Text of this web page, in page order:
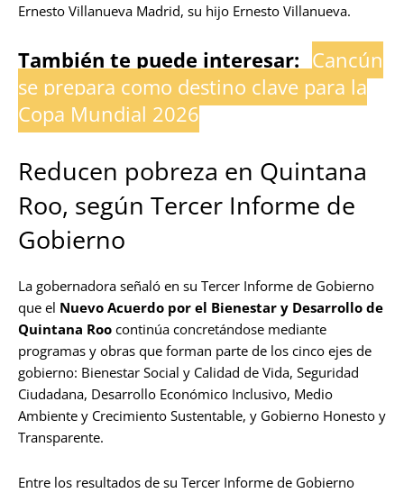
Ernesto Villanueva Madrid, su hijo Ernesto Villanueva.
También te puede interesar: Cancún
se prepara como destino clave para la
Copa Mundial 2026
Reducen pobreza en Quintana
Roo, según Tercer Informe de
Gobierno
La gobernadora señaló en su Tercer Informe de Gobierno
que el Nuevo Acuerdo por el Bienestar y Desarrollo de
Quintana Roo continúa concretándose mediante
programas y obras que forman parte de los cinco ejes de
gobierno: Bienestar Social y Calidad de Vida, Seguridad
Ciudadana, Desarrollo Económico Inclusivo, Medio
Ambiente y Crecimiento Sustentable, y Gobierno Honesto y
Transparente.
Entre los resultados de su Tercer Informe de Gobierno